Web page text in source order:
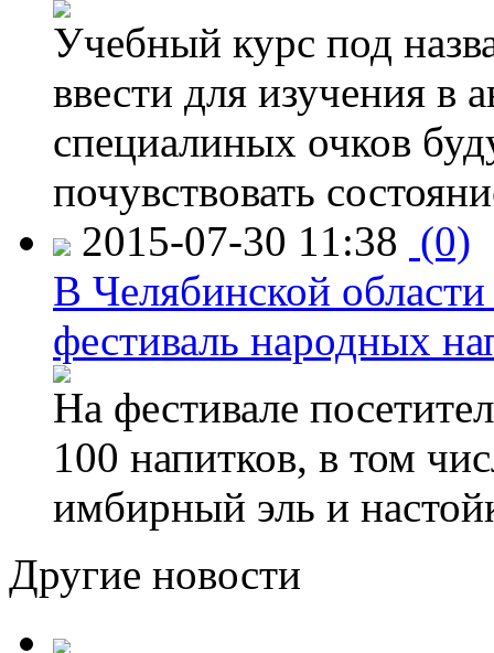
Учебный курс под
ввести для изучения
специалиных очков
почувствовать
2015-07-30 11:38 (0)
В Челябинской
фестиваль народных
На фестивале
100 напитков, в том
имбирный эль и
Другие новости